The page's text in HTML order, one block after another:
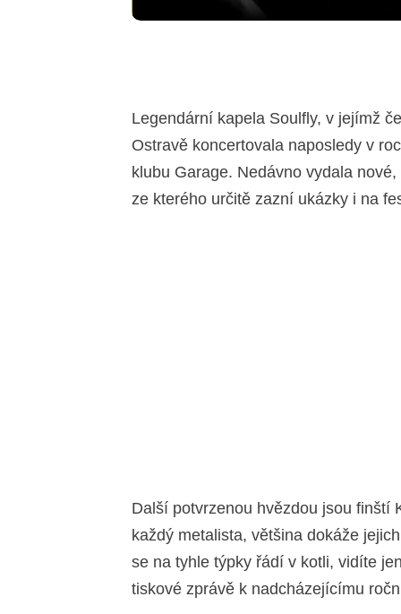
Legendární kapela Soulfly, v jejímž
Ostravě koncertovala naposledy v
klubu Garage. Nedávno vydala
ze kterého určitě zazní ukázky i na
Další potvrzenou hvězdou jsou finští
každý metalista, většina dokáže
se na tyhle týpky řádí v kotli, vidíte
tiskové zprávě k nadcházejícímu